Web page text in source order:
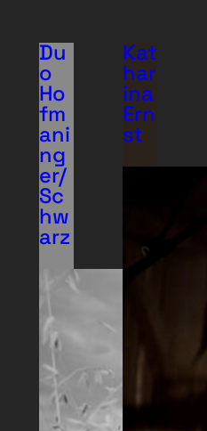
Du
o
Ho
fm
ani
ng
er/
Sc
hw
arz
Kat
har
ina
Ern
st